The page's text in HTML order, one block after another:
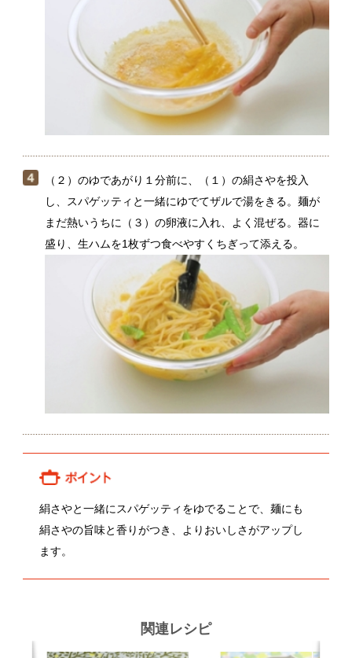
し、スパゲッティと一緒にゆでてザルで湯をきる。麺が
まだ熱いうちに（３）の卵液に入れ、よく混ぜる。器に
盛り、生ハムを1枚ずつ食べやすくちぎって添える。
絹さやと一緒にスパゲッティをゆでることで、麺にも
絹さやの旨味と香りがつき、よりおいしさがアップし
関連レシピ
牛肉とたけのこ麻辣炒め
絹さやとわかめの粒マスタード和
え